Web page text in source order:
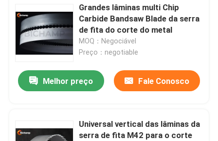
Grandes lâminas multi Chip
Carbide Bandsaw Blade da serra
de fita do corte do metal
MOQ：Negociável
Preço：negotiable
Melhor preço Fale Conosco
Universal vertical das lâminas da
serra de fita M42 para o corte